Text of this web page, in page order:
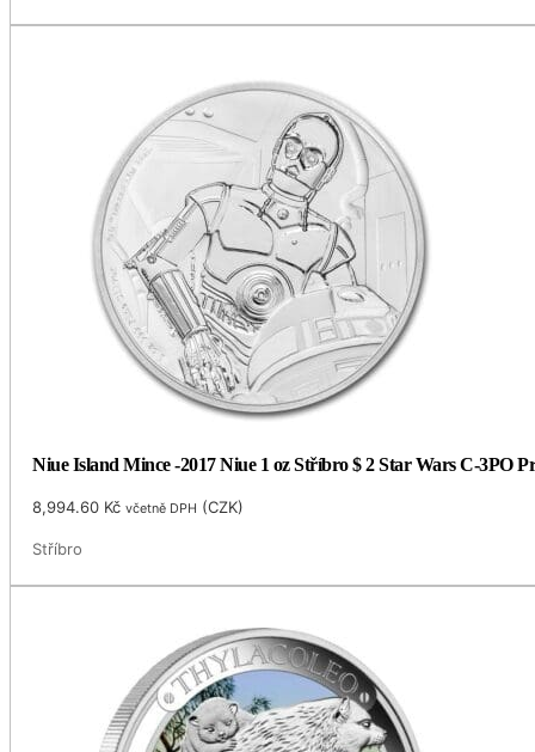
Niue Island Mince -2017 Niue 1 oz Stříbro $ 2 Star Wars C-3PO
8,994.60 Kč včetně DPH (CZK)
Stříbro